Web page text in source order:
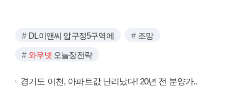
DL이앤씨 압구정5구역에 조망
와우넷 오늘장전략
경기도 이천, 아파트값 난리났다! 20년 전 분양가..